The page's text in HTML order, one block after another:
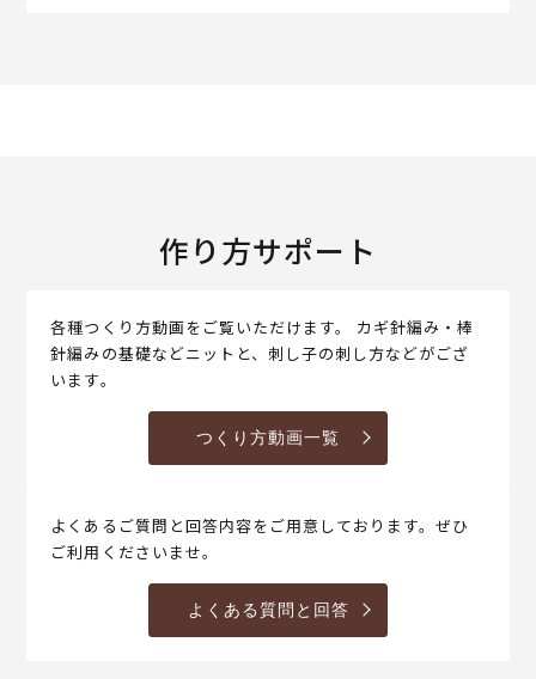
作り方サポート
各種つくり方動画をご覧いただけます。 カギ針編み・棒
針編みの基礎などニットと、刺し子の刺し方などがござ
います。
つくり方動画一覧
よくあるご質問と回答内容をご用意しております。ぜひ
ご利用くださいませ。
よくある質問と回答